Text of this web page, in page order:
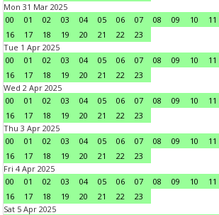
Mon 31 Mar 2025
00
01 02 03 04 05 06 07 08 09 10 11
16
17 18 19 20 21 22
23
Tue 1 Apr 2025
00
01 02 03 04 05 06 07 08 09 10 11
16
17 18 19 20 21 22
23
Wed 2 Apr 2025
00
01 02 03 04 05 06 07 08 09 10 11
16
17 18 19 20 21 22
23
Thu 3 Apr 2025
00
01 02 03 04 05 06 07 08 09 10 11
16
17 18 19 20 21 22
23
Fri 4 Apr 2025
00
01 02 03 04 05 06 07 08 09 10 11
16
17 18 19 20 21 22
23
Sat 5 Apr 2025